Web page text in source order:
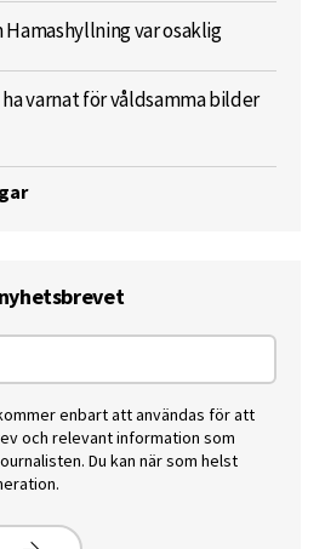
Hamashyllning var osaklig
varnat för våldsamma bilder
enbart att användas för att
och relevant information som
Du kan när som helst